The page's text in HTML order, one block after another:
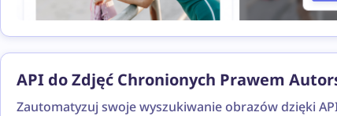
API do Zdjęć Chronionych Prawem
Zautomatyzuj swoje wyszukiwanie obrazów dzięki